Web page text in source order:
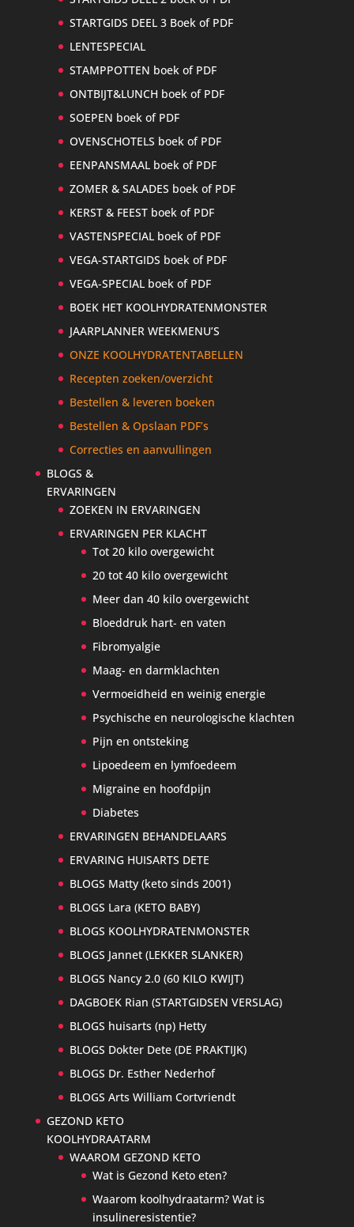
STARTGIDS DEEL 3 Boek of PDF
LENTESPECIAL
STAMPPOTTEN boek of PDF
ONTBIJT&LUNCH boek of PDF
SOEPEN boek of PDF
OVENSCHOTELS boek of PDF
EENPANSMAAL boek of PDF
ZOMER & SALADES boek of PDF
KERST & FEEST boek of PDF
VASTENSPECIAL boek of PDF
VEGA-STARTGIDS boek of PDF
VEGA-SPECIAL boek of PDF
BOEK HET KOOLHYDRATENMONSTER
JAARPLANNER WEEKMENU’S
ONZE KOOLHYDRATENTABELLEN
Recepten zoeken/overzicht
Bestellen & leveren boeken
Bestellen & Opslaan PDF’s
Correcties en aanvullingen
BLOGS &
ERVARINGEN
ZOEKEN IN ERVARINGEN
ERVARINGEN PER KLACHT
Tot 20 kilo overgewicht
20 tot 40 kilo overgewicht
Meer dan 40 kilo overgewicht
Bloeddruk hart- en vaten
Fibromyalgie
Maag- en darmklachten
Vermoeidheid en weinig energie
Psychische en neurologische klachten
Pijn en ontsteking
Lipoedeem en lymfoedeem
Migraine en hoofdpijn
Diabetes
ERVARINGEN BEHANDELAARS
ERVARING HUISARTS DETE
BLOGS Matty (keto sinds 2001)
BLOGS Lara (KETO BABY)
BLOGS KOOLHYDRATENMONSTER
BLOGS Jannet (LEKKER SLANKER)
BLOGS Nancy 2.0 (60 KILO KWIJT)
DAGBOEK Rian (STARTGIDSEN VERSLAG)
BLOGS huisarts (np) Hetty
BLOGS Dokter Dete (DE PRAKTIJK)
BLOGS Dr. Esther Nederhof
BLOGS Arts William Cortvriendt
GEZOND KETO
KOOLHYDRAATARM
WAAROM GEZOND KETO
Wat is Gezond Keto eten?
Waarom koolhydraatarm? Wat is
insulineresistentie?